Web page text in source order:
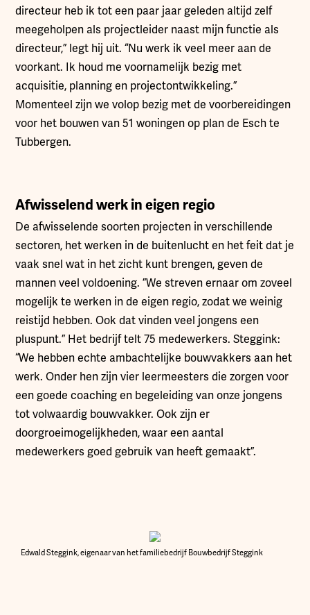
directeur heb ik tot een paar jaar geleden altijd zelf
meegeholpen als projectleider naast mijn functie als
directeur,” legt hij uit. “Nu werk ik veel meer aan de
voorkant. Ik houd me voornamelijk bezig met
acquisitie, planning en projectontwikkeling.”
Momenteel zijn we volop bezig met de voorbereidingen
voor het bouwen van 51 woningen op plan de Esch te
Tubbergen.
Afwisselend werk in eigen regio
De afwisselende soorten projecten in verschillende
sectoren, het werken in de buitenlucht en het feit dat je
vaak snel wat in het zicht kunt brengen, geven de
mannen veel voldoening. ”We streven ernaar om zoveel
mogelijk te werken in de eigen regio, zodat we weinig
reistijd hebben. Ook dat vinden veel jongens een
pluspunt.” Het bedrijf telt 75 medewerkers. Steggink:
“We hebben echte ambachtelijke bouwvakkers aan het
werk. Onder hen zijn vier leermeesters die zorgen voor
een goede coaching en begeleiding van onze jongens
tot volwaardig bouwvakker. Ook zijn er
doorgroeimogelijkheden, waar een aantal
medewerkers goed gebruik van heeft gemaakt”.
Edwald Steggink, eigenaar van het familiebedrijf Bouwbedrijf Steggink